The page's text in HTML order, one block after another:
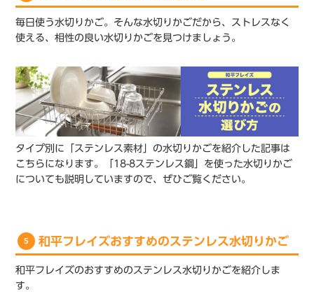
毎日使う水切りかご。そんな水切りかごだから、ストレスなく
使える、相性の良い水切りかごを見つけましょう。
タイプ別に「ステンレス素材」の水切りかごを紹介した記事は
こちらになります。「18-8ステンレス鋼」を使った水切りかご
についても説明していますので、ぜひご覧ください。
5 和平フレイズおすすめのステンレス水切りかご
和平フレイズのおすすめのステンレス水切りかごを紹介しま
す。